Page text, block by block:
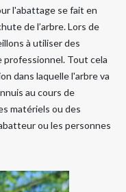
l'abattage se fait en
de l’arbre. Lors de
à utiliser des
professionnel. Tout cela
dans laquelle l'arbre va
au cours de
matériels ou des
ou les personnes